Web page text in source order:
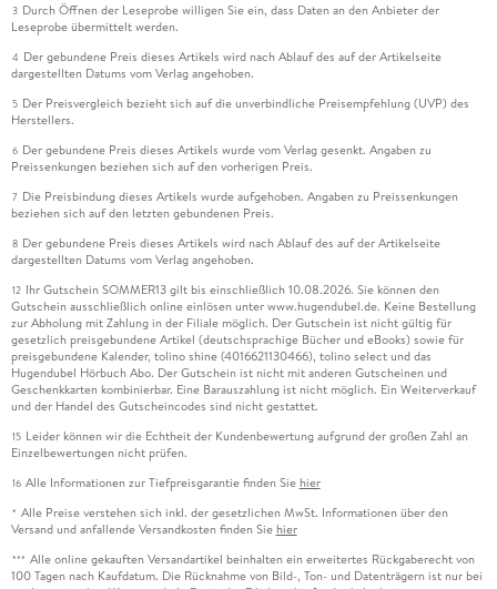
3 Durch Öffnen der Leseprobe willigen Sie ein, dass Daten an den Anbieter der
Leseprobe übermittelt werden.
4 Der gebundene Preis dieses Artikels wird nach Ablauf des auf der Artikelseite
dargestellten Datums vom Verlag angehoben.
5 Der Preisvergleich bezieht sich auf die unverbindliche Preisempfehlung (UVP) des
Herstellers.
6 Der gebundene Preis dieses Artikels wurde vom Verlag gesenkt. Angaben zu
Preissenkungen beziehen sich auf den vorherigen Preis.
7 Die Preisbindung dieses Artikels wurde aufgehoben. Angaben zu Preissenkungen
beziehen sich auf den letzten gebundenen Preis.
8 Der gebundene Preis dieses Artikels wird nach Ablauf des auf der Artikelseite
dargestellten Datums vom Verlag angehoben.
12 Ihr Gutschein SOMMER13 gilt bis einschließlich 10.08.2026. Sie können den
Gutschein ausschließlich online einlösen unter www.hugendubel.de. Keine Bestellung
zur Abholung mit Zahlung in der Filiale möglich. Der Gutschein ist nicht gültig für
gesetzlich preisgebundene Artikel (deutschsprachige Bücher und eBooks) sowie für
preisgebundene Kalender, tolino shine (4016621130466), tolino select und das
Hugendubel Hörbuch Abo. Der Gutschein ist nicht mit anderen Gutscheinen und
Geschenkkarten kombinierbar. Eine Barauszahlung ist nicht möglich. Ein Weiterverkauf
und der Handel des Gutscheincodes sind nicht gestattet.
15 Leider können wir die Echtheit der Kundenbewertung aufgrund der großen Zahl an
Einzelbewertungen nicht prüfen.
16 Alle Informationen zur Tiefpreisgarantie finden Sie hier
* Alle Preise verstehen sich inkl. der gesetzlichen MwSt. Informationen über den
Versand und anfallende Versandkosten finden Sie hier
*** Alle online gekauften Versandartikel beinhalten ein erweitertes Rückgaberecht von
100 Tagen nach Kaufdatum. Die Rücknahme von Bild-, Ton- und Datenträgern ist nur bei